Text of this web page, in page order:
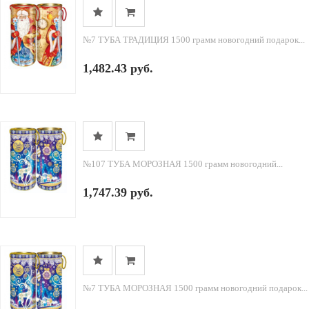
№7 ТУБА ТРАДИЦИЯ 1500 грамм новогодний подарок...
1,482.43 руб.
№107 ТУБА МОРОЗНАЯ 1500 грамм новогодний...
1,747.39 руб.
№7 ТУБА МОРОЗНАЯ 1500 грамм новогодний подарок...